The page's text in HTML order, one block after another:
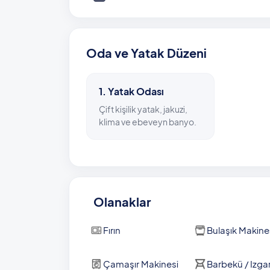
tasarıma sahip olan havuz ve güneşlenme
mümkün. Patara kent merkezine, en yakın
Havuz Bilgisi: 3,5 m x 7 m x 1,55 m
Oda ve Yatak Düzeni
1. Yatak Odası
Çift kişilik yatak, jakuzi,
klima ve ebeveyn banyo.
Olanaklar
Fırın Bulaşık
Çamaşır Makinesi Barbekü /